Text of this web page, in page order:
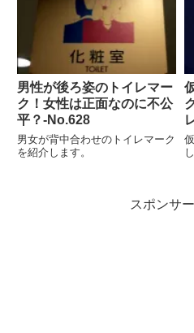
男性が後ろ姿のトイレマー
ク！女性は正面なのに不公
平？‐No.628
男女が背中合わせのトイレマーク
を紹介します。
スポンサ